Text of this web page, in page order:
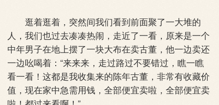
逛着逛着，突然间我们看到前面聚了一大堆的
人，我们也过去凑凑热闹，走近了一看，原来是一个
中年男子在地上摆了一块大布在卖古董，他一边卖还
一边吆喝着：“来来来，走过路过不要错过，瞧一瞧
看一看！这都是我收集来的陈年古董，非常有收藏价
值，现在家中急需用钱，全部便宜卖啦，全部便宜卖